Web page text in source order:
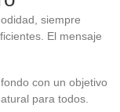
siempre
El mensaje
con un objetivo
para todos.